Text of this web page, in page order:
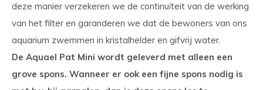
deze manier verzekeren we de continuïteit van de werking
van het filter en garanderen we dat de bewoners van ons
aquarium zwemmen in kristalhelder en gifvrij water.
De Aquael Pat Mini wordt geleverd met alleen een
grove spons. Wanneer er ook een fijne spons nodig is